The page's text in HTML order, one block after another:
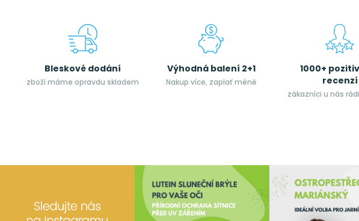
Bleskové dodání
zboží máme opravdu skladem
Výhodná balení 2+1
Nakup více, zaplať méně
1000+
recenzí
zákazníci u nás